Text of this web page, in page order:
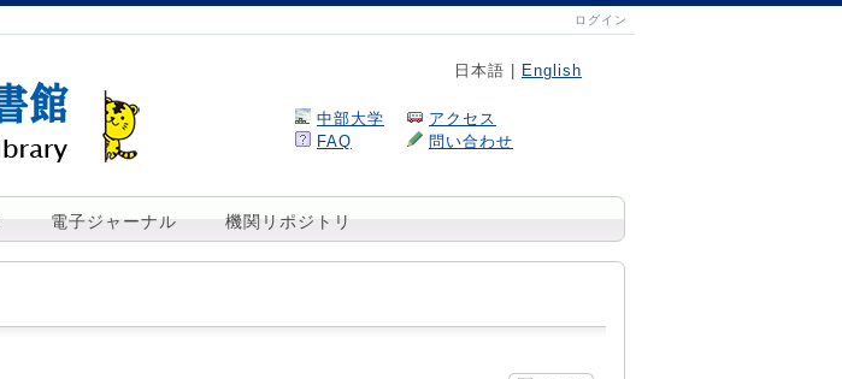
ログイン
日本語 | English
中部大学
アクセス
FAQ
問い合わせ
電子ジャーナル 機関リポジトリ